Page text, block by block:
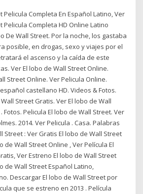
Pelicula Completa En Español Latino, Ver
Pelicula Completa HD Online Latino
De Wall Street. Por la noche, los gastaba
posible, en drogas, sexo y viajes por el
el ascenso y la caída de este
Ver El lobo de Wall Street Online.
Street Online. Ver Pelicula Online.
castellano HD. Videos & Fotos.
Street Gratis. Ver El lobo de Wall
Fotos. Pelicula El lobo de Wall Street. Ver
2014. Ver Pelicula . Casa. Palabras
Street : Ver Gratis El lobo de Wall Street
de Wall Street Online , Ver Película El
Ver Estreno El lobo de Wall Street
de Wall Street Español Latino,
Descargar El lobo de Wall Street por
que se estreno en 2013 . Película